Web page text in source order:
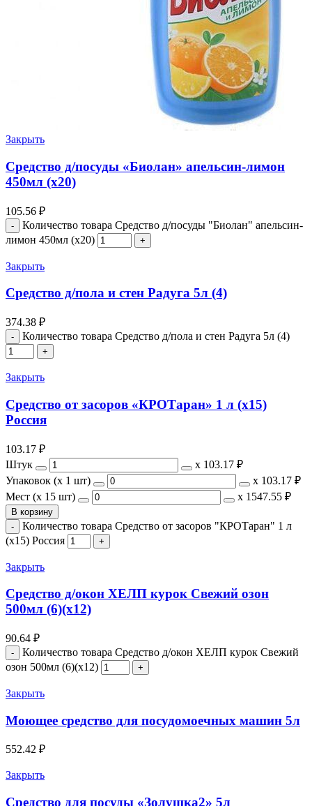
Закрыть
Средство д/посуды «Биолан» апельсин-лимон
450мл (х20)
105.56 ₽
Количество товара Средство д/посуды "Биолан" апельсин-
лимон 450мл (х20)
Закрыть
Средство д/пола и стен Радуга 5л (4)
374.38 ₽
Количество товара Средство д/пола и стен Радуга 5л (4)
Закрыть
Средство от засоров «КРОТаран» 1 л (х15)
Россия
103.17 ₽
Штук
х 103.17 ₽
Упаковок (x 1 шт)
х 103.17 ₽
Мест (x 15 шт)
х 1547.55 ₽
В корзину
Количество товара Средство от засоров "КРОТаран" 1 л
(х15) Россия
Закрыть
Средство д/окон ХЕЛП курок Свежий озон
500мл (6)(х12)
90.64 ₽
Количество товара Средство д/окон ХЕЛП курок Свежий
озон 500мл (6)(х12)
Закрыть
Моющее средство для посудомоечных машин 5л
552.42 ₽
Закрыть
Средство для посуды «Золушка2» 5л